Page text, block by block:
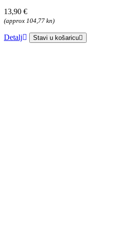
13,90 €
(approx 104,77 kn)
Detalj Stavi u košaricu